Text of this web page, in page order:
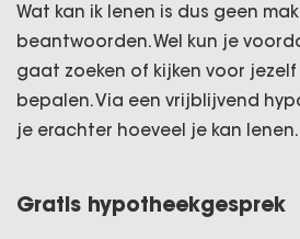
Wat kan ik lenen is dus geen
beantwoorden. Wel kun je
gaat zoeken of kijken voor
bepalen. Via een vrijblijvend
je erachter hoeveel je kan lenen.
Gratis hypotheekgesprek